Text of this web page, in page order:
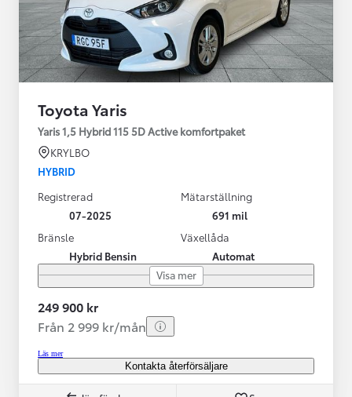
Toyota Yaris
Yaris 1,5 Hybrid 115 5D Active komfortpaket
KRYLBO
HYBRID
Registrerad
07-2025
Mätarställning
691 mil
Bränsle
Hybrid Bensin
Växellåda
Automat
Visa mer
249 900 kr
Från 2 999 kr/mån
Läs mer
Kontakta återförsäljare